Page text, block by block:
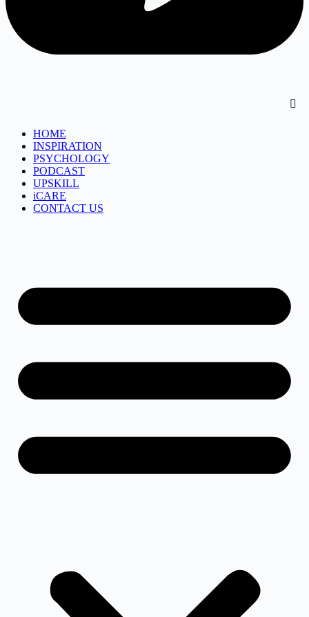
HOME
INSPIRATION
PSYCHOLOGY
PODCAST
UPSKILL
iCARE
CONTACT US